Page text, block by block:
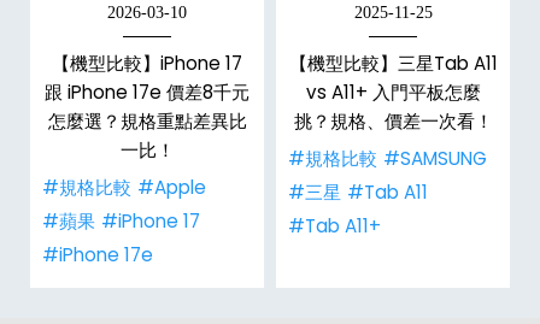
2026-03-10
【機型比較】iPhone 17
跟 iPhone 17e 價差8千元
怎麼選？規格重點差異比
一比！
#規格比較 #Apple
#蘋果 #iPhone 17
#iPhone 17e
2025-11-25
【機型比較】三星Tab A11
vs A11+ 入門平板怎麼
挑？規格、價差一次看！
#規格比較 #SAMSUNG
#三星 #Tab A11
#Tab A11+